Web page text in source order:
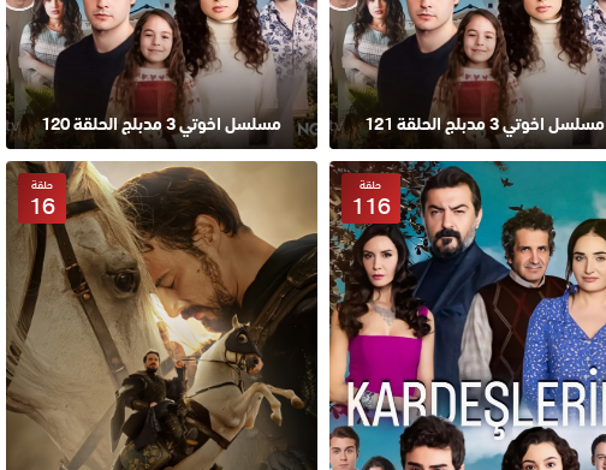
مسلسل اخوتي 3 مدبلج الحلقة 121 مسلسل اخوتي 3 مدبلج الحلقة 120
حلقة
116
حلقة
16